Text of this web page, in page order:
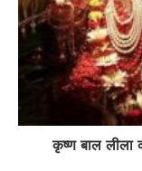
कृष्ण बाल